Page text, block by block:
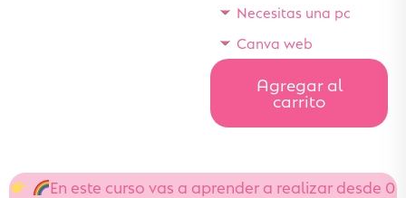
Necesitas una pc
Canva web
Agregar al
carrito
En este curso vas a aprender a realizar desde 0